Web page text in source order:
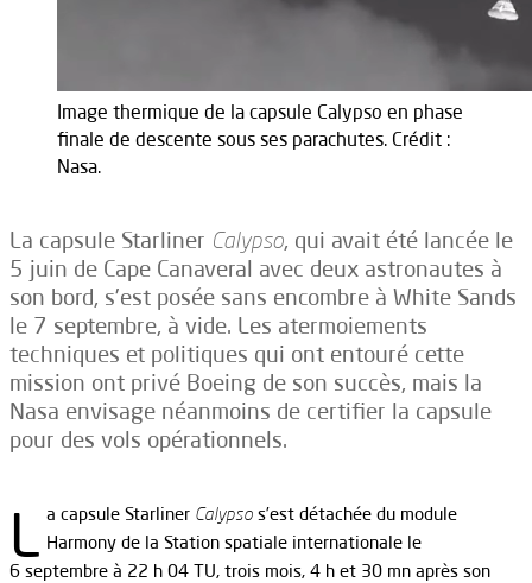
Image thermique de la capsule Calypso en phase
finale de descente sous ses parachutes. Crédit :
Nasa.
La capsule Starliner Calypso, qui avait été lancée le
5 juin de Cape Canaveral avec deux astronautes à
son bord, s’est posée sans encombre à White Sands
le 7 septembre, à vide. Les atermoiements
techniques et politiques qui ont entouré cette
mission ont privé Boeing de son succès, mais la
Nasa envisage néanmoins de certifier la capsule
pour des vols opérationnels.
L a capsule Starliner Calypsos’est détachée du module
Harmony de la Station spatiale internationale le
6 septembre à 22 h 04 TU, trois mois, 4 h et 30 mn après son